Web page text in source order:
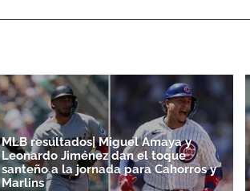
MLB resultados| Miguel Amaya y
Leonardo Jiménez dan el toque
santeño a la jornada para Cahorros y
Marlins